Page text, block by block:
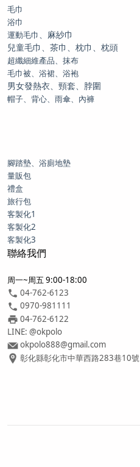
毛巾
浴巾
運動毛巾、麻紗巾
兒童毛巾、茶巾、枕巾、枕頭
超纖細維產品、抹布
毛巾被、浴裙、浴袍
男女發熱衣、頸套、脖圍
帽子、背心、雨傘、內褲
腳踏墊、浴廁地墊
量販包
禮盒
旅行包
客製化1
客製化2
客製化3
聯絡我們
周一~周五 9:00-18:00
04-762-6123
0970-981111
04-762-6122
LINE: @okpolo
okpolo888@gmail.com
彰化縣彰化市中華西路283巷10號